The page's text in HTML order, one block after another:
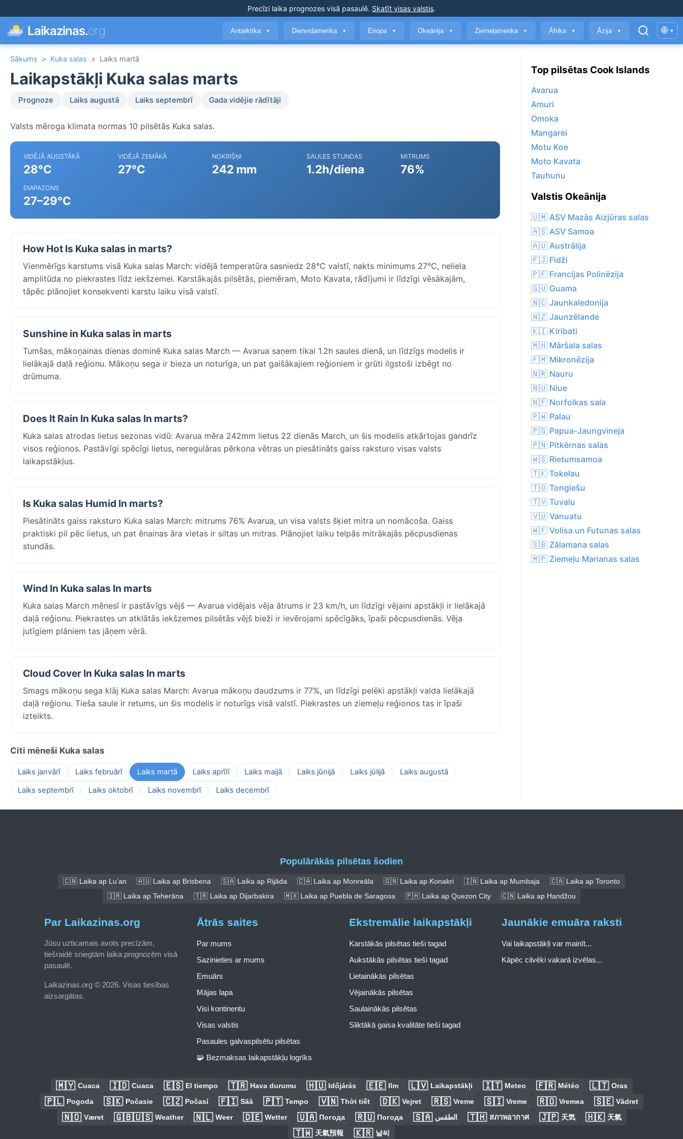
Precīzi laika prognozes visā pasaulē. Skatīt visas valstis.
Laikazinas.org Antarktika ▼ Dienvidamerika ▼ Eiropa ▼ Okeānija ▼ Ziemeļamerika ▼ Āfrika ▼ Āzija ▼ 🌐 ▾
Sākums > Kuka salas > Laiks martā
Laikapstākļi Kuka salas marts
Prognoze Laiks augustā Laiks septembrī Gada vidējie rādītāji
Valsts mēroga klimata normas 10 pilsētās Kuka salas.
VIDĒJĀ AUGSTĀKĀ
28°C
VIDĒJĀ ZEMĀKĀ
27°C
NOKRIŠŅI
242 mm
SAULES STUNDAS
1.2h/diena
MITRUMS
76%
DIAPAZONS
27–29°C
How Hot Is Kuka salas in marts?
Vienmērīgs karstums visā Kuka salas March: vidējā temperatūra sasniedz 28°C valstī, nakts minimums 27°C, neliela
amplitūda no piekrastes līdz iekšzemei. Karstākajās pilsētās, piemēram, Moto Kavata, rādījumi ir līdzīgi vēsākajām,
tāpēc plānojiet konsekventi karstu laiku visā valstī.
Sunshine in Kuka salas in marts
Tumšas, mākoņainas dienas dominē Kuka salas March — Avarua saņem tikai 1.2h saules dienā, un līdzīgs modelis ir
lielākajā daļā reģionu. Mākoņu sega ir bieza un noturīga, un pat gaišākajiem reģioniem ir grūti ilgstoši izbēgt no
drūmuma.
Does It Rain In Kuka salas In marts?
Kuka salas atrodas lietus sezonas vidū: Avarua mēra 242mm lietus 22 dienās March, un šis modelis atkārtojas gandrīz
visos reģionos. Pastāvīgi spēcīgi lietus, neregulāras pērkona vētras un piesātināts gaiss raksturo visas valsts
laikapstākļus.
Is Kuka salas Humid In marts?
Piesātināts gaiss raksturo Kuka salas March: mitrums 76% Avarua, un visa valsts šķiet mitra un nomācoša. Gaiss
praktiski pil pēc lietus, un pat ēnainas āra vietas ir siltas un mitras. Plānojiet laiku telpās mitrākajās pēcpusdienas
stundās.
Wind In Kuka salas In marts
Kuka salas March mēnesī ir pastāvīgs vējš — Avarua vidējais vēja ātrums ir 23 km/h, un līdzīgi vējaini apstākļi ir lielākajā
daļā reģionu. Piekrastes un atklātās iekšzemes pilsētās vējš bieži ir ievērojami spēcīgāks, īpaši pēcpusdienās. Vēja
jutīgiem plāniem tas jāņem vērā.
Cloud Cover In Kuka salas In marts
Smags mākoņu sega klāj Kuka salas March: Avarua mākoņu daudzums ir 77%, un līdzīgi pelēki apstākļi valda lielākajā
daļā reģionu. Tieša saule ir retums, un šis modelis ir noturīgs visā valstī. Piekrastes un ziemeļu reģionos tas ir īpaši
izteikts.
Citi mēneši Kuka salas
Laiks janvārī Laiks februārī Laiks martā Laiks aprīlī Laiks maijā Laiks jūnijā Laiks jūlijā
Laiks augustā
Laiks septembrī
Laiks oktobrī Laiks novembrī Laiks decembrī
Top pilsētas Cook Islands
Avarua
Amuri
Omoka
Mangarei
Motu Koe
Moto Kavata
Tauhunu
Valstis Okeānija
🇺🇲 ASV Mazās Aizjūras salas
🇦🇸 ASV Samoa
🇦🇺 Austrālija
🇫🇯 Fidži
🇵🇫 Francijas Polinēzija
🇬🇺 Guama
🇳🇨 Jaunkaledonija
🇳🇿 Jaunzēlande
🇰🇮 Kiribati
🇲🇭 Māršala salas
🇫🇲 Mikronēzija
🇳🇷 Nauru
🇳🇺 Niue
🇳🇫 Norfolkas sala
🇵🇼 Palau
🇵🇬 Papua-Jaungvineja
🇵🇳 Pitkērnas salas
🇼🇸 Rietumsamoa
🇹🇰 Tokelau
🇹🇴 Tongiešu
🇹🇻 Tuvalu
🇻🇺 Vanuatu
🇼🇫 Volisa un Futunas salas
🇸🇧 Zālamana salas
🇲🇵 Ziemeļu Marianas salas
Populārākās pilsētas šodien
🇨🇳 Laika ap Lu’an 🇦🇺 Laika ap Brisbena 🇸🇦 Laika ap Rijāda 🇨🇦 Laika ap Monreāla 🇬🇳 Laika ap Konakri 🇮🇳 Laika ap Mumbaja
🇨🇦 Laika ap Toronto
🇮🇷 Laika ap Teherāna
🇹🇷 Laika ap Dijarbakira 🇲🇽 Laika ap Puebla de Saragosa 🇵🇭 Laika ap Quezon City 🇨🇳 Laika ap Handžou
Par Laikazinas.org
Jūsu uzticamais avots precīzām,
tiešraidē sniegtām laika prognozēm visā
pasaulē.
Laikazinas.org © 2026. Visas tiesības
aizsargātas.
Ātrās saites
Par mums
Sazinieties ar mums
Emuārs
Mājas lapa
Visi kontinentu
Visas valstis
Pasaules galvaspilsētu pilsētas
🧩 Bezmaksas laikapstākļu logrīks
Ekstremālie laikapstākļi
Karstākās pilsētas tieši tagad
Aukstākās pilsētas tieši tagad
Lietainākās pilsētas
Vējainākās pilsētas
Saulainākās pilsētas
Sliktākā gaisa kvalitāte tieši tagad
Jaunākie emuāra raksti
Vai laikapstākļi var mainīt...
Kāpēc cilvēki vakarā izvēlas...
🇲🇾 Cuaca 🇮🇩 Cuaca 🇪🇸 El tiempo 🇹🇷 Hava durumu 🇭🇺 Időjárás 🇪🇪 Ilm 🇱🇻 Laikapstākļi 🇮🇹 Meteo 🇫🇷 Météo 🇱🇹 Oras
🇵🇱 Pogoda 🇸🇰 Počasie 🇨🇿 Počasí 🇫🇮 Sää 🇵🇹 Tempo 🇻🇳 Thời tiết 🇩🇰 Vejret 🇷🇸 Vreme 🇸🇮 Vreme 🇷🇴 Vremea 🇸🇪 Vädret
🇳🇴 Været 🇬🇧🇺🇸 Weather 🇳🇱 Weer 🇩🇪 Wetter 🇺🇦 Погода 🇷🇺 Погода 🇸🇦 الطقس 🇹🇭 สภาพอากาศ 🇯🇵 天気 🇭🇰 天氣
🇹🇼 天氣預報 🇰🇷 날씨